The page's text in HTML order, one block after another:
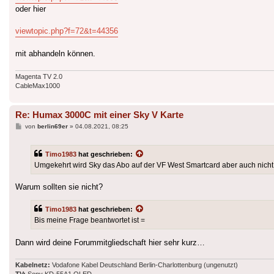
oder hier
viewtopic.php?f=72&t=44356
mit abhandeln können.
Magenta TV 2.0
CableMax1000
Re: Humax 3000C mit einer Sky V Karte
Beitrag
von berlin69er» 04.08.2021, 08:25
Timo1983 hat geschrieben:
Umgekehrt wird Sky das Abo auf der VF West Smartcard aber auch
Warum sollten sie nicht?
Timo1983 hat geschrieben:
Bis meine Frage beantwortet ist =
Dann wird deine Forummitgliedschaft hier sehr kurz…
Kabelnetz: Vodafone Kabel Deutschland Berlin-Charlottenburg (ungenutzt)